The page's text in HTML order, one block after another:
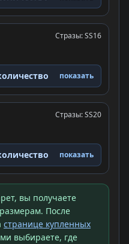
Стразы: SS16
показать
Стразы: SS20
показать
вы получаете
После
странице купленных
выбираете, где